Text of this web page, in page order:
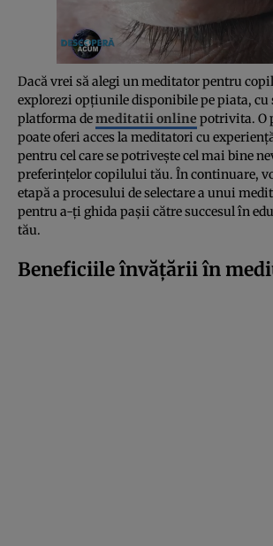
Dacă vrei să alegi un meditator pentru
explorezi opțiunile disponibile pe piata, cu
platforma demeditatii online potrivita. O
poate oferi acces la meditatori cu
pentru cel care se potrivește cel mai bine
preferințelor copilului tău. În continuare,
etapă a procesului de selectare a unui
pentru a-ți ghida pașii către succesul în
tău.
Beneficiile învățării în